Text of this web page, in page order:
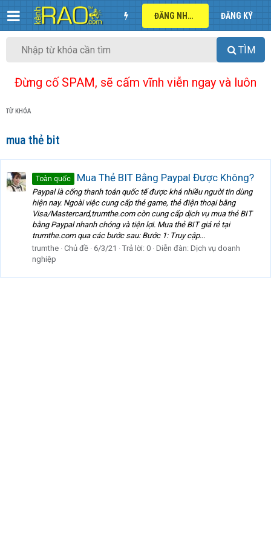
ĐĂNG NHẬP ĐĂNG KÝ
TÌM
Đừng cố SPAM, sẽ cấm vĩnh viễn ngay và luôn
TỪ KHÓA
mua thẻ bit
Toàn quốc Mua Thẻ BIT Bằng Paypal Được Không?
Paypal là cổng thanh toán quốc tế được khá nhiều người tin dùng
hiện nay. Ngoài việc cung cấp thẻ game, thẻ điện thoại bằng
Visa/Mastercard,trumthe.com còn cung cấp dịch vụ mua thẻ BIT
bằng Paypal nhanh chóng và tiện lợi. Mua thẻ BIT giá rẻ tại
trumthe.com qua các bước sau: Bước 1: Truy cập...
trumthe Chủ đề 6/3/21 Trả lời: 0 Diễn đàn: Dịch vụ doanh
nghiệp